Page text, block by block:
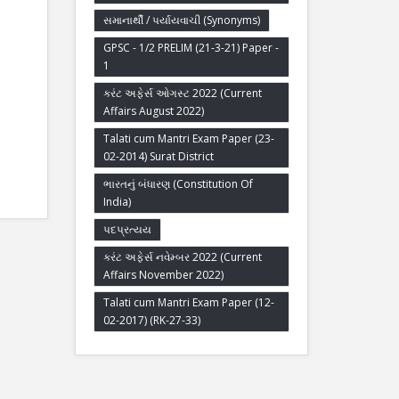
સમાનાર્થી / પર્યાયવાચી (Synonyms)
GPSC - 1/2 PRELIM (21-3-21) Paper -
1
કરંટ અફેર્સ ઓગસ્ટ 2022 (Current
Affairs August 2022)
Talati cum Mantri Exam Paper (23-
02-2014) Surat District
ભારતનું બંધારણ (Constitution Of
India)
પદપ્રત્યય
કરંટ અફેર્સ નવેમ્બર 2022 (Current
Affairs November 2022)
Talati cum Mantri Exam Paper (12-
02-2017) (RK-27-33)